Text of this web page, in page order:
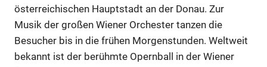
österreichischen Hauptstadt an der Donau. Zur
Musik der großen Wiener Orchester tanzen die
Besucher bis in die frühen Morgenstunden. Weltweit
bekannt ist der berühmte Opernball in der Wiener